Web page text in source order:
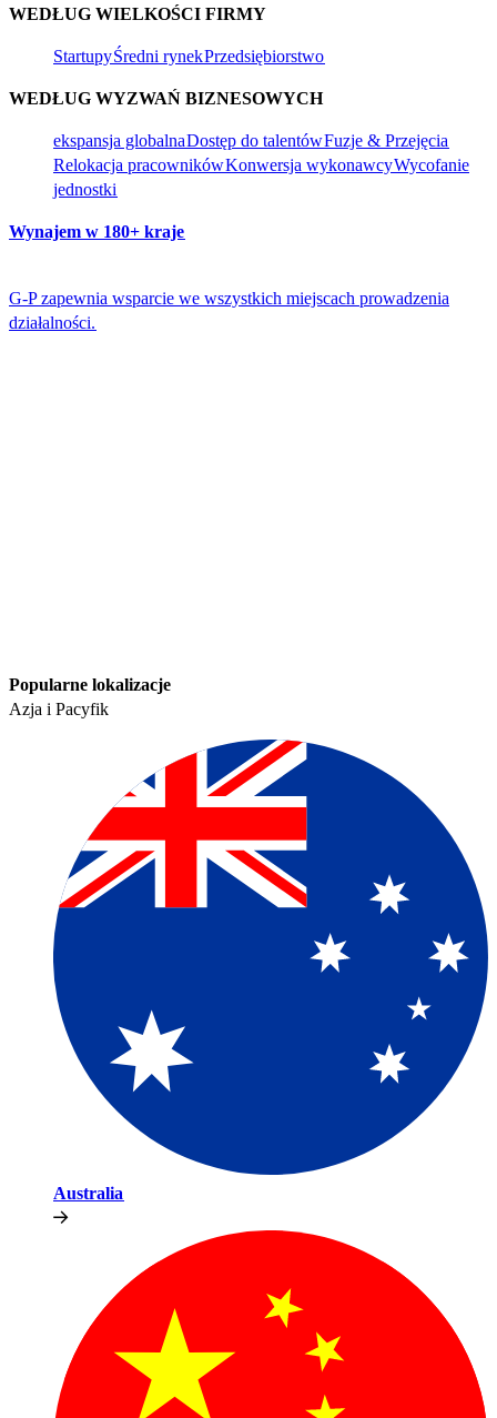
WEDŁUG WIELKOŚCI FIRMY​​
Startupy​​Średni rynek​​Przedsiębiorstwo​​
WEDŁUG WYZWAŃ BIZNESOWYCH​​
ekspansja globalna​​Dostęp do talentów​​Fuzje & Przejęcia​​
Relokacja pracowników​​Konwersja wykonawcy​​Wycofanie
jednostki​​
Wynajem w 180+ kraje​​
G-P zapewnia wsparcie we wszystkich miejscach prowadzenia
działalności.​​
Popularne lokalizacje​​
Azja i Pacyfik​​
Australia​​